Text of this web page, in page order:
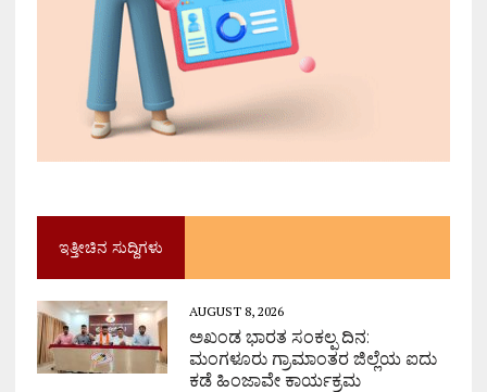
ಇತ್ತೀಚಿನ ಸುದ್ದಿಗಳು
AUGUST 8, 2026
ಅಖಂಡ ಭಾರತ ಸಂಕಲ್ಪ ದಿನ:
ಮಂಗಳೂರು ಗ್ರಾಮಾಂತರ ಜಿಲ್ಲೆಯ ಐದು
ಕಡೆ ಹಿಂಜಾವೇ ಕಾರ್ಯಕ್ರಮ